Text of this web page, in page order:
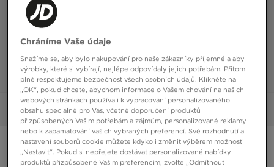
Obrázky 360°
NIKE AIR MAX 97
Chráníme Vaše údaje
Snažíme se, aby bylo nakupování pro naše zákazníky příjemné a aby
výrobky, které si vybírají, nejlépe odpovídaly jejich potřebám. Přitom
plně respektujeme bezpečnost všech osobních údajů. Klikněte na
„OK“, pokud chcete, abychom informace o Vašem chování na našich
webových stránkách používali k vypracování personalizovaného
obsahu speciálně pro Vás, včetně doporučení produktů
přizpůsobených Vašim potřebám a zájmům, personalizované reklamy
nebo k zapamatování vašich vybraných preferencí. Své rozhodnutí a
nastavení souborů cookie můžete kdykoli změnit výběrem možnosti
„Nastavit“. Pokud si nepřejete dostávat personalizované nabídky
produktů přizpůsobené Vašim preferencím, zvolte „Odmítnout